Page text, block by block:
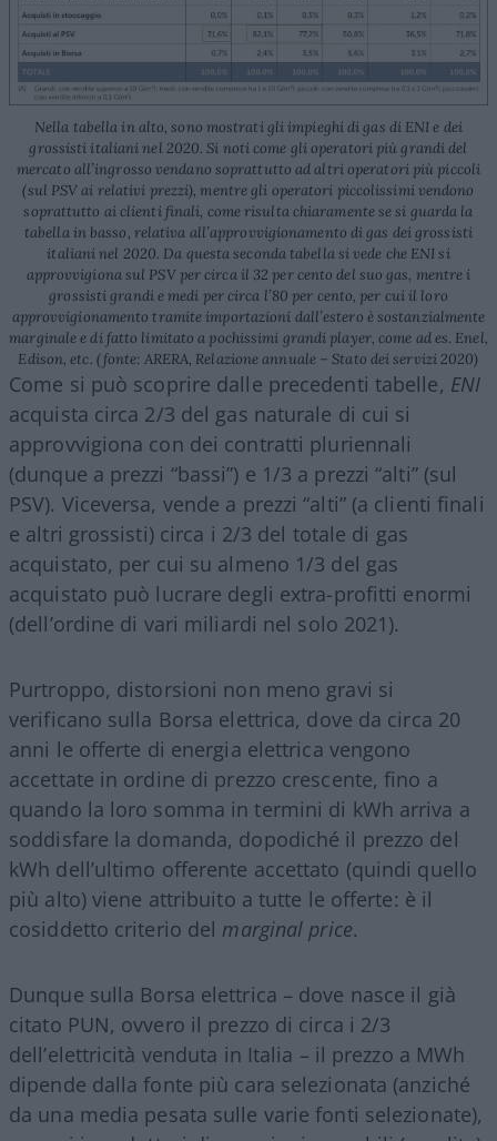
Nella tabella in alto, sono mostrati gli impieghi di gas di ENI e dei
grossisti italiani nel 2020. Si noti come gli operatori più grandi del
mercato all’ingrosso vendano soprattutto ad altri operatori più piccoli
(sul PSV ai relativi prezzi), mentre gli operatori piccolissimi vendono
soprattutto ai clienti finali, come risulta chiaramente se si guarda la
tabella in basso, relativa all’approvvigionamento di gas dei grossisti
italiani nel 2020. Da questa seconda tabella si vede che ENI si
approvvigiona sul PSV per circa il 32 per cento del suo gas, mentre i
grossisti grandi e medi per circa l’80 per cento, per cui il loro
approvvigionamento tramite importazioni dall’estero è sostanzialmente
marginale e di fatto limitato a pochissimi grandi player, come ad es. Enel,
Edison, etc. (fonte: ARERA, Relazione annuale – Stato dei servizi 2020)
Come si può scoprire dalle precedenti tabelle, ENI
acquista circa 2/3 del gas naturale di cui si
approvvigiona con dei contratti pluriennali
(dunque a prezzi “bassi”) e 1/3 a prezzi “alti” (sul
PSV). Viceversa, vende a prezzi “alti” (a clienti finali
e altri grossisti) circa i 2/3 del totale di gas
acquistato, per cui su almeno 1/3 del gas
acquistato può lucrare degli extra-profitti enormi
(dell’ordine di vari miliardi nel solo 2021).
Purtroppo, distorsioni non meno gravi si
verificano sulla Borsa elettrica, dove da circa 20
anni le offerte di energia elettrica vengono
accettate in ordine di prezzo crescente, fino a
quando la loro somma in termini di kWh arriva a
soddisfare la domanda, dopodiché il prezzo del
kWh dell’ultimo offerente accettato (quindi quello
più alto) viene attribuito a tutte le offerte: è il
cosiddetto criterio del marginal price.
Dunque sulla Borsa elettrica – dove nasce il già
citato PUN, ovvero il prezzo di circa i 2/3
dell’elettricità venduta in Italia – il prezzo a MWh
dipende dalla fonte più cara selezionata (anziché
da una media pesata sulle varie fonti selezionate),